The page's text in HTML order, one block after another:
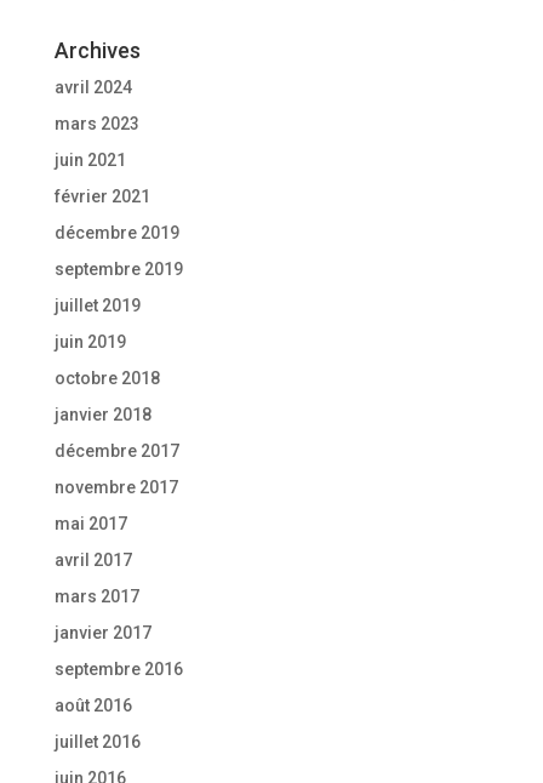
Archives
avril 2024
mars 2023
juin 2021
février 2021
décembre 2019
septembre 2019
juillet 2019
juin 2019
octobre 2018
janvier 2018
décembre 2017
novembre 2017
mai 2017
avril 2017
mars 2017
janvier 2017
septembre 2016
août 2016
juillet 2016
juin 2016